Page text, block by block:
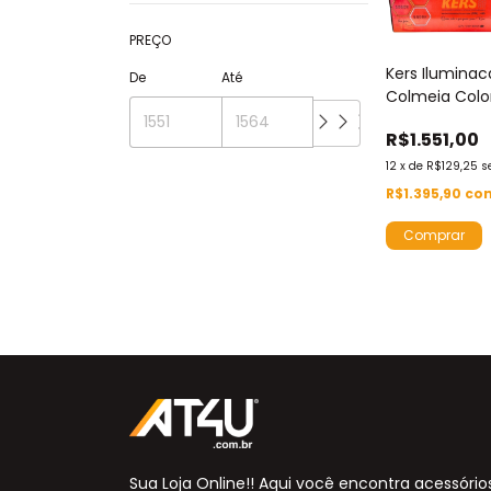
PREÇO
De
Até
Kers
Colmeia
Policarbonato
6500k/
320
R$1.551,00
12 xde R$129,25
R$1.395,90
Sua Loja Online!! Aqui você encontra